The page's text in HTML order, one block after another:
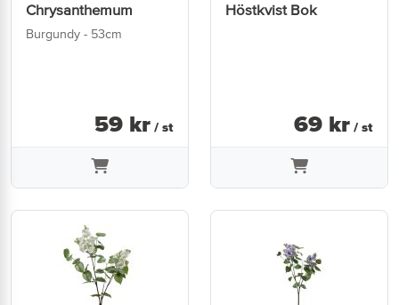
Chrysanthemum
Burgundy - 53cm
59 kr / st
Höstkvist Bok
69 kr / st